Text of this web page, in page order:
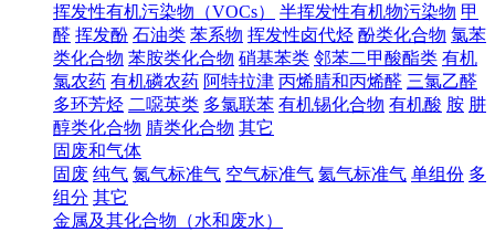
挥发性有机污染物（VOCs）
半挥发性有机物污染物 甲
醛 挥发酚 石油类 苯系物 挥发性卤代烃 酚类化合物 氯苯
类化合物 苯胺类化合物 硝基苯类 邻苯二甲酸酯类 有机
氯农药 有机磷农药 阿特拉津 丙烯腈和丙烯醛 三氯乙醛
多环芳烃 二噁英类 多氯联苯 有机锡化合物 有机酸 胺 肼
醇类化合物 腈类化合物 其它
固废和气体
固废 纯气 氮气标准气 空气标准气 氦气标准气 单组份 多
组分 其它
金属及其化合物（水和废水）